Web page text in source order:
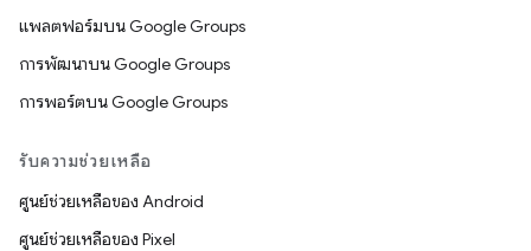
แพลตฟอร์มบน Google Groups
การพัฒนาบน Google Groups
การพอร์ตบน Google Groups
รับความช่วยเหลือ
ศูนย์ช่วยเหลือของ Android
ศูนย์ช่วยเหลือของ Pixel